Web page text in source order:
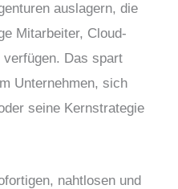
auslagern, die
Mitarbeiter, Cloud-
verfügen. Das spart
Unternehmen, sich
seine Kernstrategie
nahtlosen und